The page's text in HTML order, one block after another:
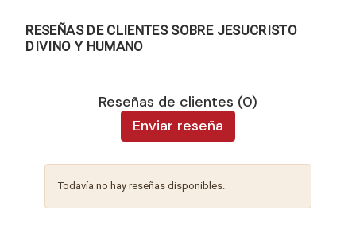
RESEÑAS DE CLIENTES SOBRE JESUCRISTO
DIVINO Y HUMANO
Reseñas de clientes (0)
Enviar reseña
Todavía no hay reseñas disponibles.